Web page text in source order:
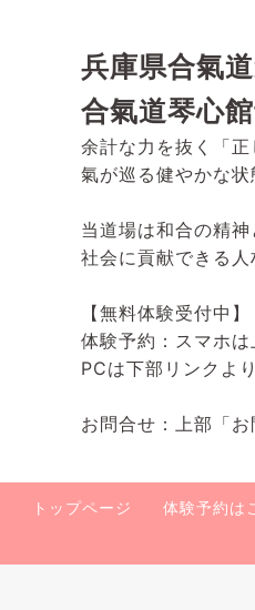
兵庫県合氣
合氣道琴心
余計な力を抜く「
氣が巡る健やかな状
当道場は和合の精神
社会に貢献できる人
【無料体験受付中】
体験予約：スマホは
PCは下部リンクより
お問合せ：上部「お
トップページ 体験予約は